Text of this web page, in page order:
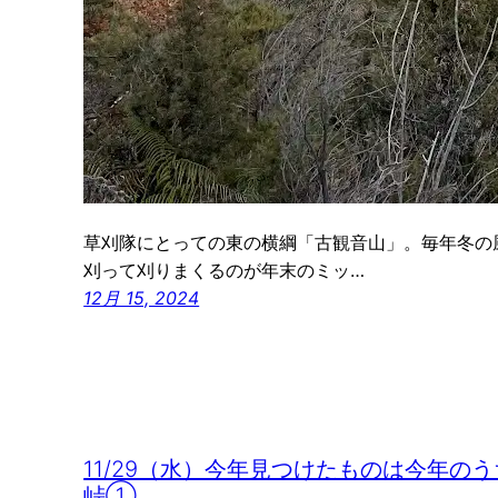
草刈隊にとっての東の横綱「古観音山」。毎年冬
刈って刈りまくるのが年末のミッ…
12月 15, 2024
11/29（水）今年見つけたものは今年の